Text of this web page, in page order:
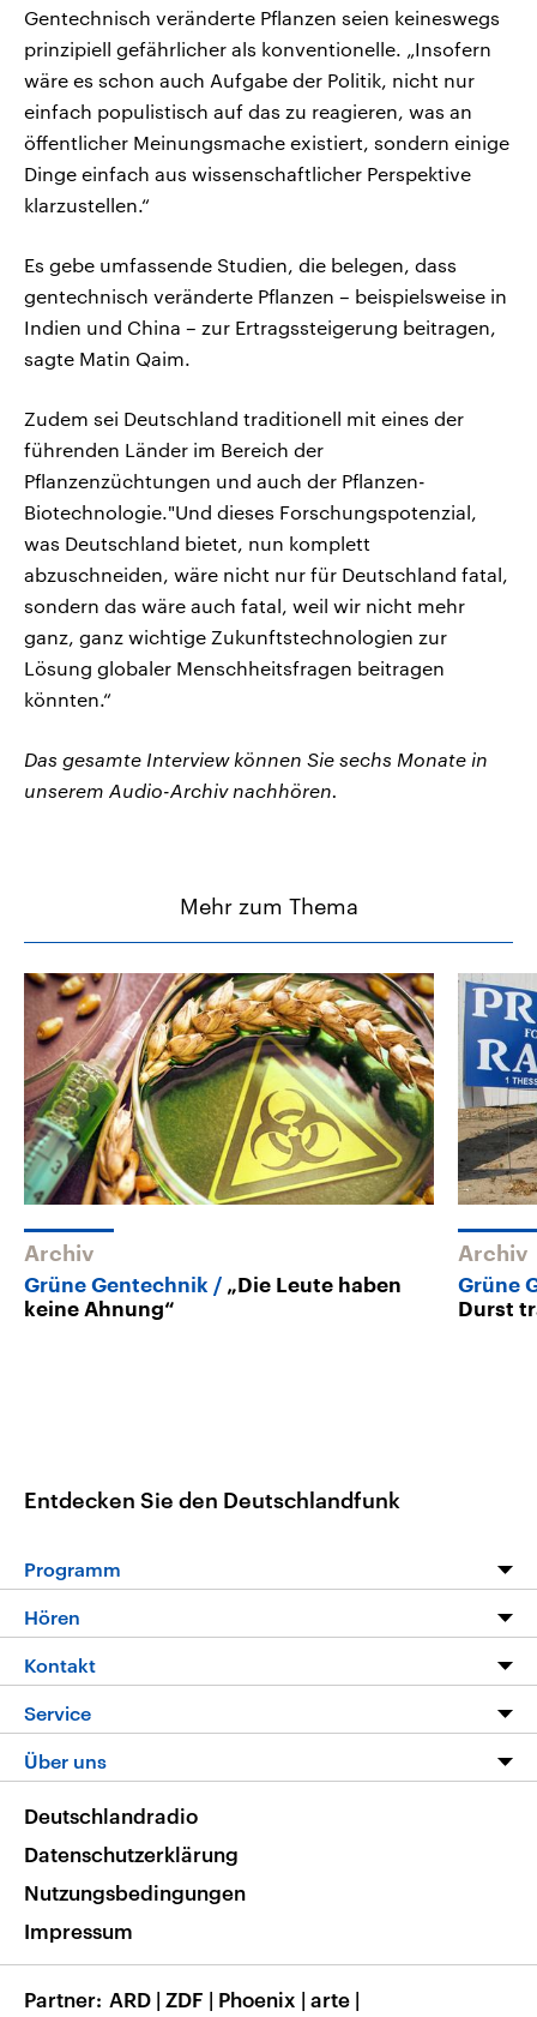
Gentechnisch veränderte Pflanzen seien keineswegs
prinzipiell gefährlicher als konventionelle. „Insofern
wäre es schon auch Aufgabe der Politik, nicht nur
einfach populistisch auf das zu reagieren, was an
öffentlicher Meinungsmache existiert, sondern einige
Dinge einfach aus wissenschaftlicher Perspektive
klarzustellen.“
Es gebe umfassende Studien, die belegen, dass
gentechnisch veränderte Pflanzen – beispielsweise in
Indien und China – zur Ertragssteigerung beitragen,
sagte Matin Qaim.
Zudem sei Deutschland traditionell mit eines der
führenden Länder im Bereich der
Pflanzenzüchtungen und auch der Pflanzen-
Biotechnologie."Und dieses Forschungspotenzial,
was Deutschland bietet, nun komplett
abzuschneiden, wäre nicht nur für Deutschland fatal,
sondern das wäre auch fatal, weil wir nicht mehr
ganz, ganz wichtige Zukunftstechnologien zur
Lösung globaler Menschheitsfragen beitragen
könnten.“
Das gesamte Interview können Sie sechs Monate in
unserem Audio-Archiv nachhören.
Mehr zum Thema
Archiv
Grüne Gentechnik
„Die Leute haben
keine Ahnung“
Archiv
Grüne
Durst
Entdecken Sie den Deutschlandfunk
Programm
Programm
Die Nachrichten
Nachrichtenleicht
Neue Beiträge auf dlf.de
Hören
Livestream
Podcasts
Deutschlandfunk App
Nachrichten App
Frequenzen
Kontakt
Hörerservice
Service
FAQ
Veranstaltungen
Musikliste
RSS
Über uns
Barrierefreiheit
Deutschlandradio
Datenschutzerklärung
Nutzungsbedingungen
Impressum
Partner ARD | ZDF | Phoenix | arte |